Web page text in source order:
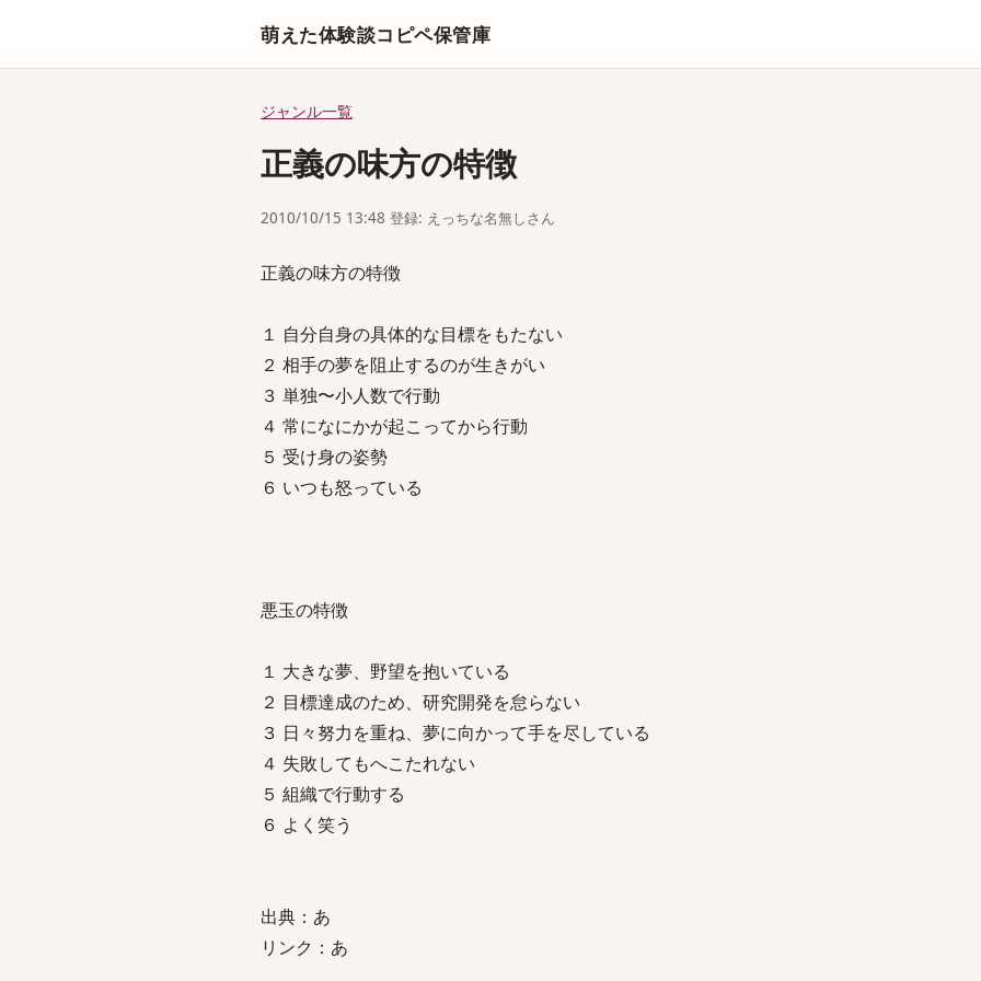
萌えた体験談コピペ保管庫
ジャンル一覧
正義の味方の特徴
2010/10/15 13:48 登録: えっちな名無しさん
正義の味方の特徴
１ 自分自身の具体的な目標をもたない
２ 相手の夢を阻止するのが生きがい
３ 単独〜小人数で行動
４ 常になにかが起こってから行動
５ 受け身の姿勢
６ いつも怒っている
悪玉の特徴
１ 大きな夢、野望を抱いている
２ 目標達成のため、研究開発を怠らない
３ 日々努力を重ね、夢に向かって手を尽している
４ 失敗してもへこたれない
５ 組織で行動する
６ よく笑う
出典：あ
リンク：あ